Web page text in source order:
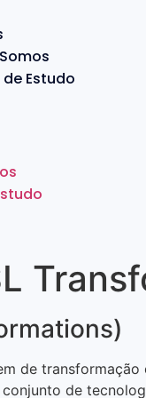
Estudo
de
de